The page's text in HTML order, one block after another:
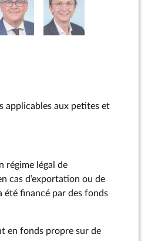
applicables aux petites et
régime légal de
cas d’exportation ou de
financé par des fonds
en fonds propre sur de